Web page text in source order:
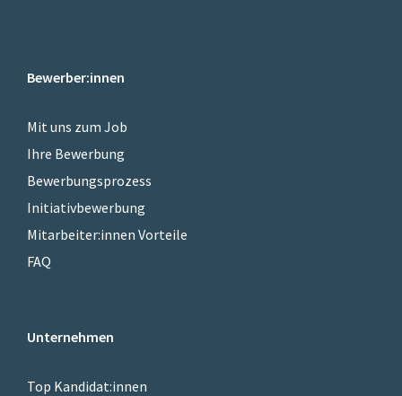
Bewerber:innen
Mit uns zum Job
Ihre Bewerbung
Bewerbungsprozess
Initiativbewerbung
Mitarbeiter:innen Vorteile
FAQ
Unternehmen
Top Kandidat:innen